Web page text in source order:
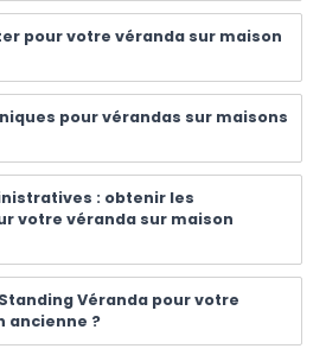
pour votre véranda sur maison
pour vérandas sur maisons
: obtenir les
votre véranda sur maison
Véranda pour votre
ancienne ?